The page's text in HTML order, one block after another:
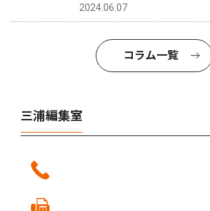
2024.06.07
コラム一覧
三浦編集室